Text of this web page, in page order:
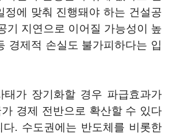
정에 맞춰 진행돼야 하는 건설공
기 지연으로 이어질 가능성이 높
경제적 손실도 불가피하다는 입
태가 장기화할 경우 파급효과가
경제 전반으로 확산할 수 있다
. 수도권에는 반도체를 비롯한